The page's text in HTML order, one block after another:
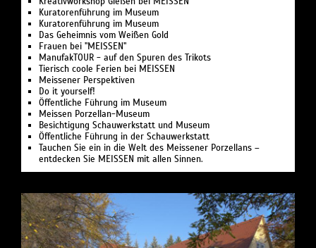
Kuratorenführung im Museum
Kuratorenführung im Museum
Das Geheimnis vom Weißen Gold
Frauen bei "MEISSEN"
ManufakTOUR - auf den Spuren des Trikots
Tierisch coole Ferien bei MEISSEN
Meissener Perspektiven
Do it yourself!
Öffentliche Führung im Museum
Meissen Porzellan-Museum
Besichtigung Schauwerkstatt und Museum
Öffentliche Führung in der Schauwerkstatt
Tauchen Sie ein in die Welt des Meissener Porzellans –
entdecken Sie MEISSEN mit allen Sinnen.